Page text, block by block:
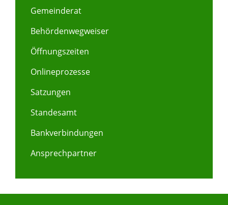
Gemeinderat
Behördenwegweiser
Öffnungszeiten
Onlineprozesse
Satzungen
Standesamt
Bankverbindungen
Ansprechpartner